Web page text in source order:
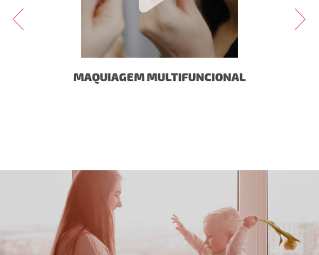
MAQUIAGEM MULTIFUNCIONAL